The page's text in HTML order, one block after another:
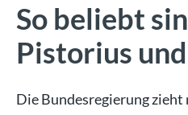
So beliebt
Pistorius
Die Bundesregierung